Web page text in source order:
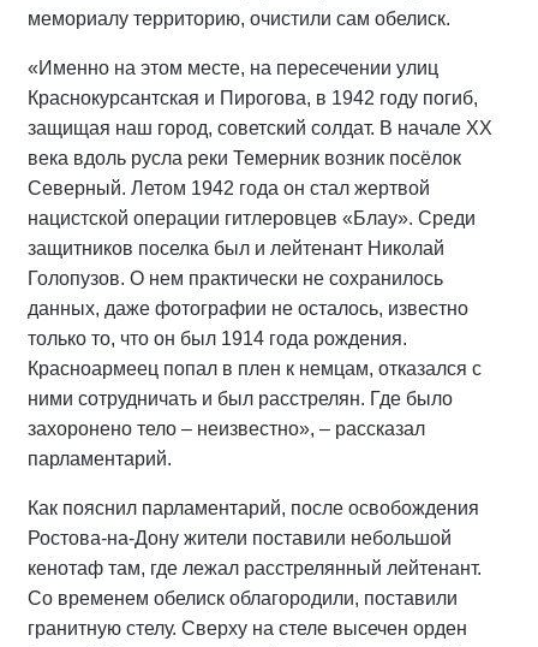
мемориалу территорию, очистили сам обелиск.
«Именно на этом месте, на пересечении улиц
Краснокурсантская и Пирогова, в 1942 году погиб,
защищая наш город, советский солдат. В начале XX
века вдоль русла реки Темерник возник посёлок
Северный. Летом 1942 года он стал жертвой
нацистской операции гитлеровцев «Блау». Среди
защитников поселка был и лейтенант Николай
Голопузов. О нем практически не сохранилось
данных, даже фотографии не осталось, известно
только то, что он был 1914 года рождения.
Красноармеец попал в плен к немцам, отказался с
ними сотрудничать и был расстрелян. Где было
захоронено тело – неизвестно», – рассказал
парламентарий.
Как пояснил парламентарий, после освобождения
Ростова-на-Дону жители поставили небольшой
кенотаф там, где лежал расстрелянный лейтенант.
Со временем обелиск облагородили, поставили
гранитную стелу. Сверху на стеле высечен орден